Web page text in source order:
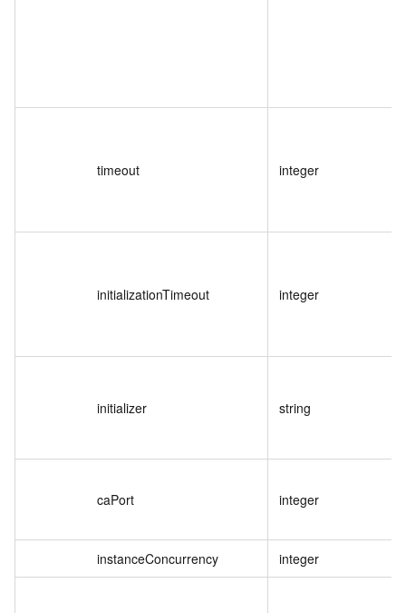
timeout integer
initializationTimeout integer
initializer string
caPort integer
instanceConcurrency integer